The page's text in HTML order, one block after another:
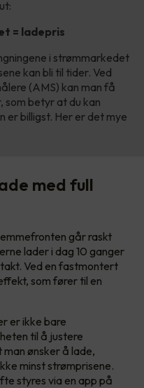
= ladepris
i strømmarkedet
kan bli til tider. Ved
(AMS) kan man få
som betyr at du kan
er billigst. Her er det mye
med full
går raskt
lader i dag 10 ganger
Ved en fastmontert
som fører til en
er ikke bare
til å justere
ønsker å lade,
minst strømprisene.
styres via en app på